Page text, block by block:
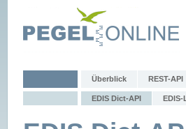
Überblick REST-API
EDIS Dict-API EDIS-